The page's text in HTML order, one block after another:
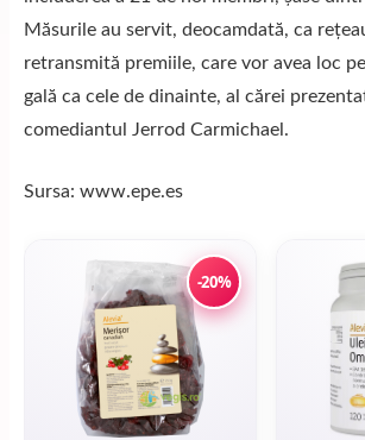
Măsurile au servit, deocamdată, ca
retransmită premiile, care vor avea loc
gală ca cele de dinainte, al cărei
comediantul Jerrod Carmichael.
Sursa: www.epe.es
-20%